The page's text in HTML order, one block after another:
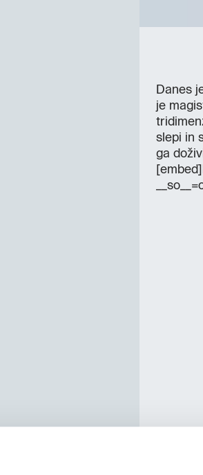
Danes
je
slepi in
ga